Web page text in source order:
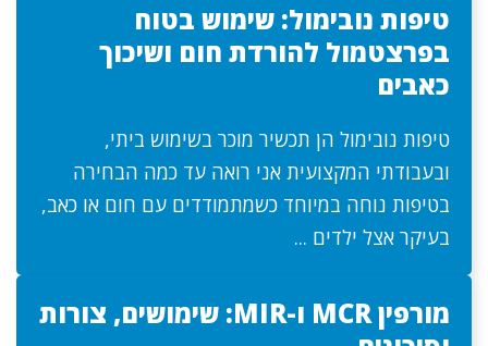
טיפות נובימול: שימוש בטוח
בפרצטמול להורדת חום ושיכוך
כאבים
טיפות נובימול הן תכשיר מוכר בשימוש ביתי,
ובעבודתי המקצועית אני רואה עד כמה הבחירה
בטיפות נוחה במיוחד כשמתמודדים עם חום או כאב,
בעיקר אצל ילדים ...
מורפין MCR ו-MIR: שימושים, צורות